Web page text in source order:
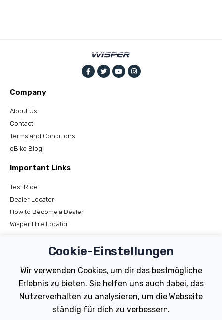
Company
About Us
Contact
Terms and Conditions
eBike Blog
Important Links
Test Ride
Dealer Locator
How to Become a Dealer
Wisper Hire Locator
FAQs
Manuals
Tutorials
Cookie-Einstellungen
Wir verwenden Cookies, um dir das bestmögliche
Erlebnis zu bieten. Sie helfen uns auch dabei, das
Nutzerverhalten zu analysieren, um die Webseite
ständig für dich zu verbessern.